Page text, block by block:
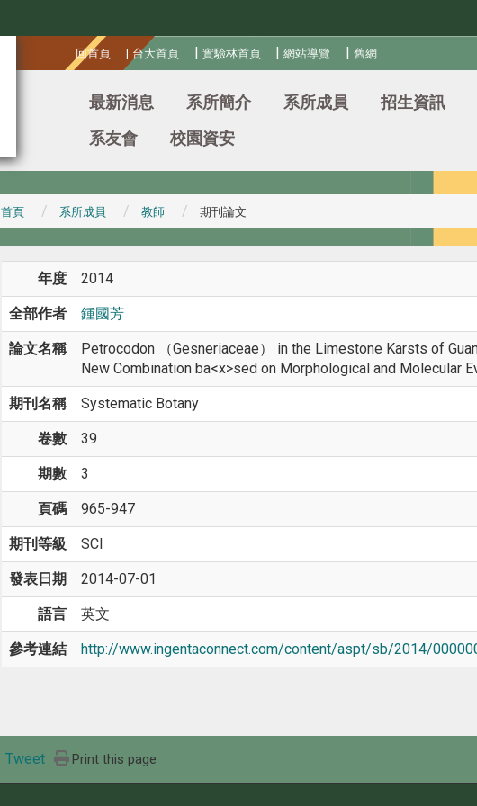
回首頁 | 台大首頁 | 實驗林首頁 |網站導覽 |舊網
最新消息 系所簡介 系所成員 招生資訊
系友會
校園資安
首頁 系所成員 教師 期刊論文
年度 2014
全部作者 鍾國芳
論文名稱
Petrocodon （Gesneriaceae） in the Limestone Karsts of
New Combination ba<x>sed on Morphological and Molecular
期刊名稱 Systematic Botany
卷數 39
期數 3
頁碼 965-947
期刊等級 SCI
發表日期 2014-07-01
語言 英文
參考連結 http://www.ingentaconnect.com/content/aspt/sb/2014/
Tweet Print this page